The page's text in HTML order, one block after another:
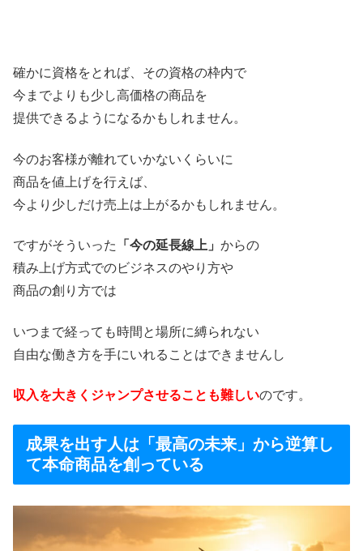
確かに資格をとれば、その資格の枠内で
今までよりも少し高価格の商品を
提供できるようになるかもしれません。
今のお客様が離れていかないくらいに
商品を値上げを行えば、
今より少しだけ売上は上がるかもしれません。
ですがそういった 「今の延長線上」 からの
積み上げ方式でのビジネスのやり方や
商品の創り方では
いつまで経っても時間と場所に縛られない
自由な働き方を手にいれることはできませんし
収入を大きくジャンプさせることも難しいのです。
成果を出す人は「最高の未来」から逆算し
て本命商品を創っている